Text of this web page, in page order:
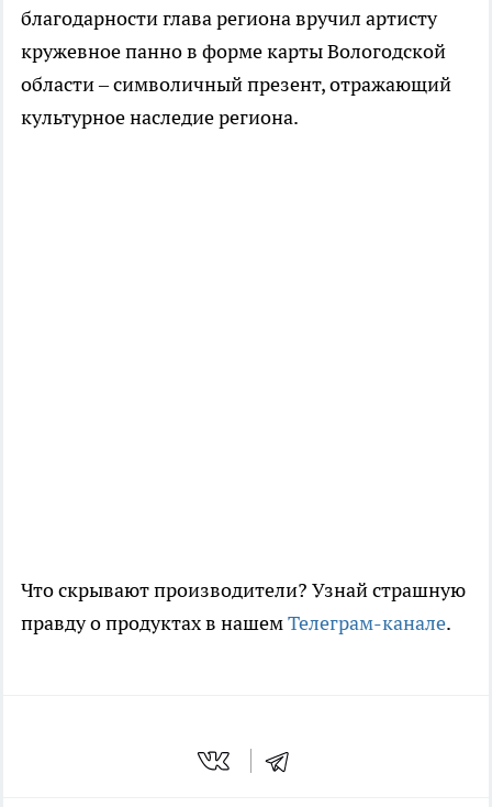
благодарности глава региона вручил артисту
кружевное панно в форме карты Вологодской
области – символичный презент, отражающий
культурное наследие региона.
Что скрывают производители? Узнай страшную
правду о продуктах в нашемТелеграм-канале.